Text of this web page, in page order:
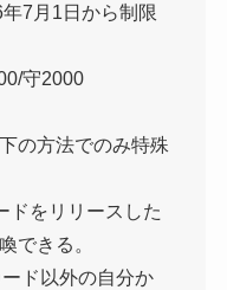
7月1日から制限
守2000
の方法でのみ特殊
ドをリリースした
できる。
ド以外の自分か